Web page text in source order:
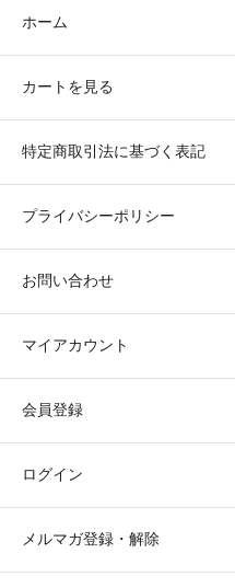
ホーム
カートを見る
特定商取引法に基づく表記
プライバシーポリシー
お問い合わせ
マイアカウント
会員登録
ログイン
メルマガ登録・解除